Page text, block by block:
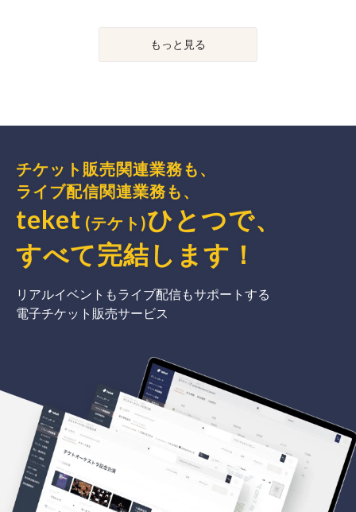
もっと見る
チケット販売関連業務も、
ライブ配信関連業務も、
teket (テケト)ひとつで、
すべて完結 します ！
リアルイベントもライブ配信もサポートする
電子チケット販売サービス